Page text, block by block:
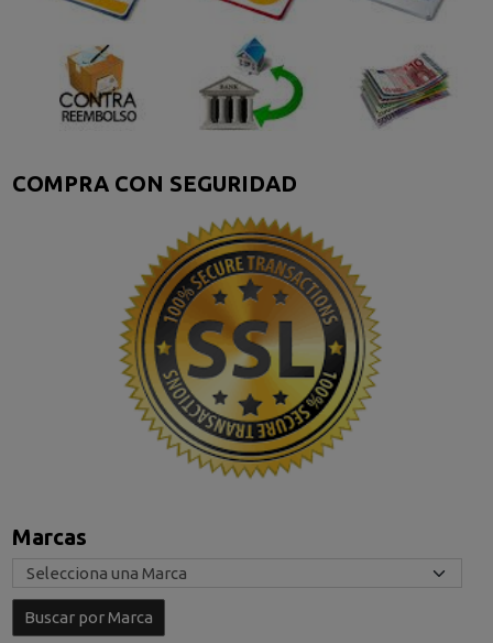
COMPRA CON SEGURIDAD
Marcas